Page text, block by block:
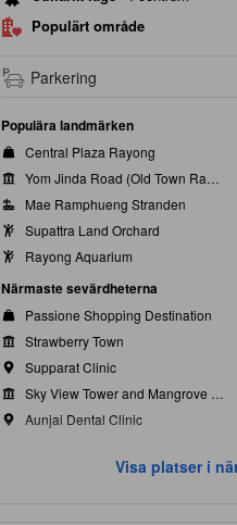
Populärt område
Parkering
Populära landmärken
Central Plaza Rayong
Yom Jinda Road (Old Town Rayong)
Mae Ramphueng Stranden
Supattra Land Orchard
Rayong Aquarium
Närmaste sevärdheterna
Passione Shopping Destination
Strawberry Town
Supparat Clinic
Sky View Tower and Mangrove Research Center
Aunjai Dental Clinic
Visa platser i